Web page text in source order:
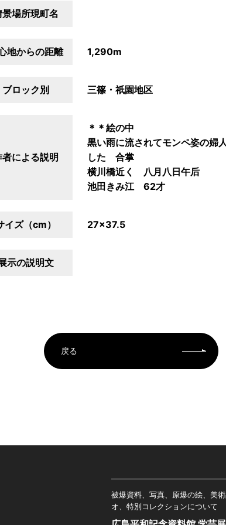
景場所現町名
地からの距離 1,290m
ブロック別 三篠・祇園地区
者による説明
＊＊絵の中
黒い雨に流されてモンペ姿の婦
した 合掌
横川橋近く 八月八日午后
池田きみ江 62才
イズ（cm） 27×37.5
示の説明文
戻る
被爆資料、写真、原爆の絵、美
オ、特別コレクションについて